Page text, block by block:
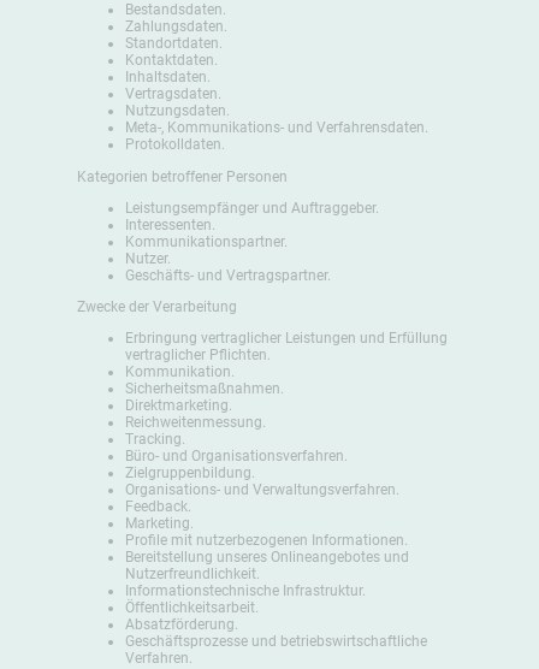
Bestandsdaten.
Zahlungsdaten.
Standortdaten.
Kontaktdaten.
Inhaltsdaten.
Vertragsdaten.
Nutzungsdaten.
Meta-, Kommunikations- und Verfahrensdaten.
Protokolldaten.
Kategorien betroffener Personen
Leistungsempfänger und Auftraggeber.
Interessenten.
Kommunikationspartner.
Nutzer.
Geschäfts- und Vertragspartner.
Zwecke der Verarbeitung
Erbringung vertraglicher Leistungen und Erfüllung
vertraglicher Pflichten.
Kommunikation.
Sicherheitsmaßnahmen.
Direktmarketing.
Reichweitenmessung.
Tracking.
Büro- und Organisationsverfahren.
Zielgruppenbildung.
Organisations- und Verwaltungsverfahren.
Feedback.
Marketing.
Profile mit nutzerbezogenen Informationen.
Bereitstellung unseres Onlineangebotes und
Nutzerfreundlichkeit.
Informationstechnische Infrastruktur.
Öffentlichkeitsarbeit.
Absatzförderung.
Geschäftsprozesse und betriebswirtschaftliche
Verfahren.